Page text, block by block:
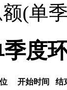
(单
度
开始时间
结